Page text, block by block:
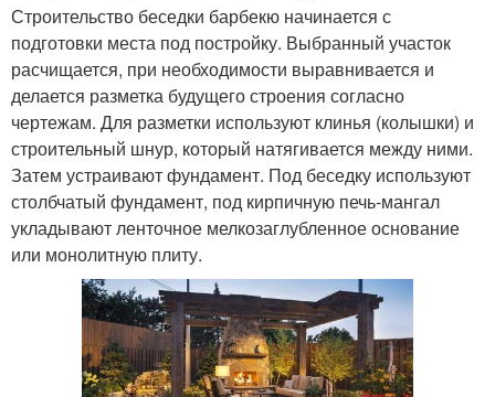
Строительство беседки барбекю начинается с
подготовки места под постройку. Выбранный участок
расчищается, при необходимости выравнивается и
делается разметка будущего строения согласно
чертежам. Для разметки используют клинья (колышки) и
строительный шнур, который натягивается между ними.
Затем устраивают фундамент. Под беседку используют
столбчатый фундамент, под кирпичную печь-мангал
укладывают ленточное мелкозаглубленное основание
или монолитную плиту.